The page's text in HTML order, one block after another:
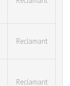
Reclamant
Reclamant